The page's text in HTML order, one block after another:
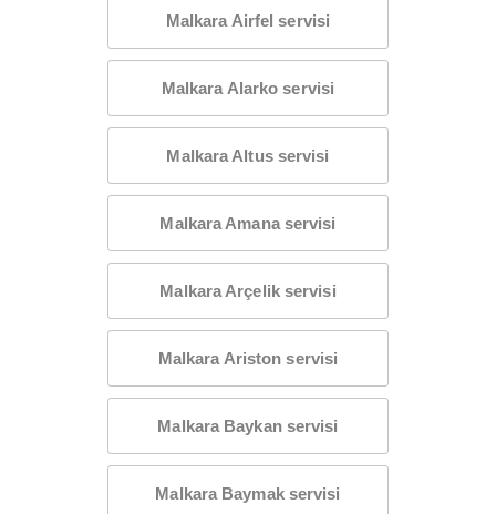
Malkara Airfel servisi
Malkara Alarko servisi
Malkara Altus servisi
Malkara Amana servisi
Malkara Arçelik servisi
Malkara Ariston servisi
Malkara Baykan servisi
Malkara Baymak servisi